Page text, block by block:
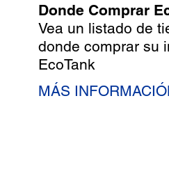
Donde Comprar
Vea un listado de
donde comprar su
EcoTank
MÁS